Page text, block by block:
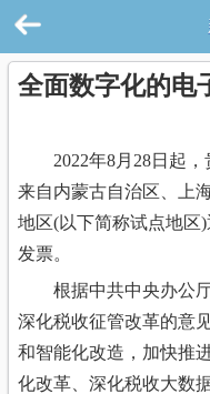
全面数字化的电
2022年8月28日起
来自内蒙古自治区、上
地区(以下简称试点地区
发票。
根据中共中央办公
深化税收征管改革的意
和智能化改造，加快推
化改革、深化税收大数